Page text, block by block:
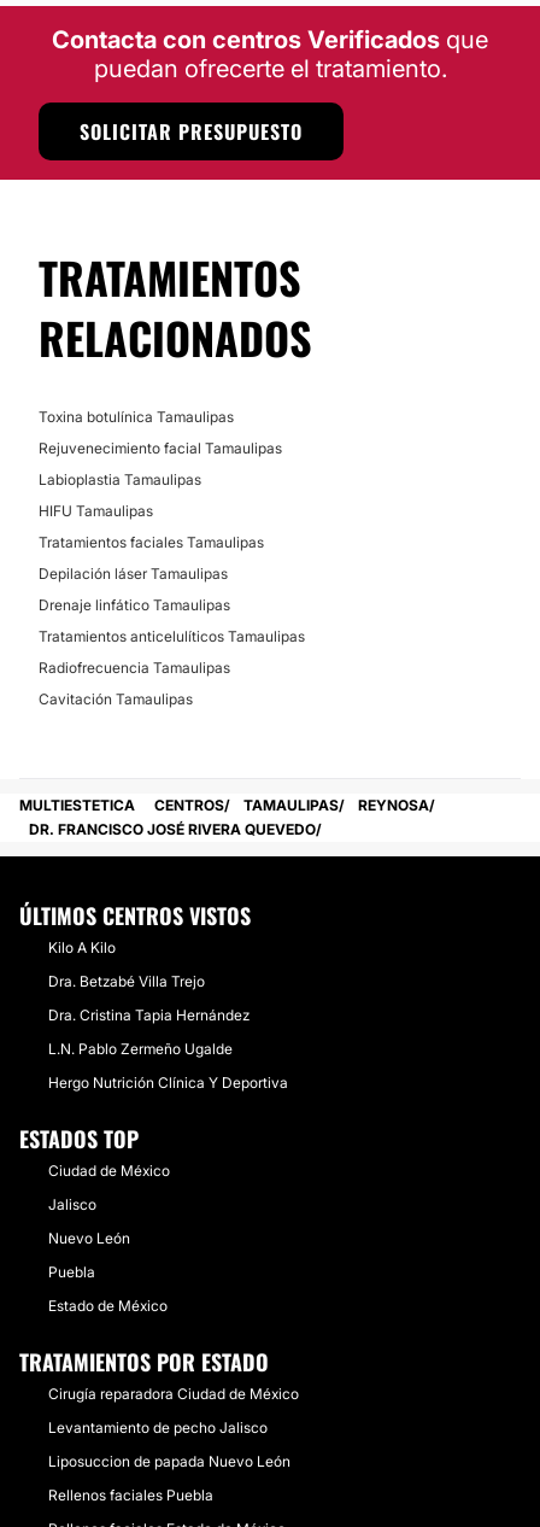
Contacta con centros Verificados que
puedan ofrecerte el tratamiento.
SOLICITAR PRESUPUESTO
TRATAMIENTOS
RELACIONADOS
Toxina botulínica Tamaulipas
Rejuvenecimiento facial Tamaulipas
Labioplastia Tamaulipas
HIFU Tamaulipas
Tratamientos faciales Tamaulipas
Depilación láser Tamaulipas
Drenaje linfático Tamaulipas
Tratamientos anticelulíticos Tamaulipas
Radiofrecuencia Tamaulipas
Cavitación Tamaulipas
MULTIESTETICA CENTROS TAMAULIPAS
REYNOSA
DR. FRANCISCO JOSÉ RIVERA QUEVEDO
ÚLTIMOS CENTROS VISTOS
Kilo A Kilo
Dra. Betzabé Villa Trejo
Dra. Cristina Tapia Hernández
L.N. Pablo Zermeño Ugalde
Hergo Nutrición Clínica Y Deportiva
ESTADOS TOP
Ciudad de México
Jalisco
Nuevo León
Puebla
Estado de México
TRATAMIENTOS POR ESTADO
Cirugía reparadora Ciudad de México
Levantamiento de pecho Jalisco
Liposuccion de papada Nuevo León
Rellenos faciales Puebla